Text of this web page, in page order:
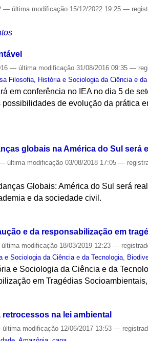
— última modificação 15/12/2022 19:25—
— última modificação 31/08/2016 09:35—
Filosofia, História e Sociologia da Ciência e
em conferência no IEA no dia 5 de
de evolução da prática
globais na América do Sul será
última modificação 03/08/2018 17:05—
Globais: América do Sul será
e da sociedade civil.
e da responsabilização em
última modificação 18/03/2019 12:23—
e Sociologia da Ciência e da Tecnologia
e Sociologia da Ciência e da
em Tragédias
na lei ambiental
última modificação 12/06/2017 13:53—